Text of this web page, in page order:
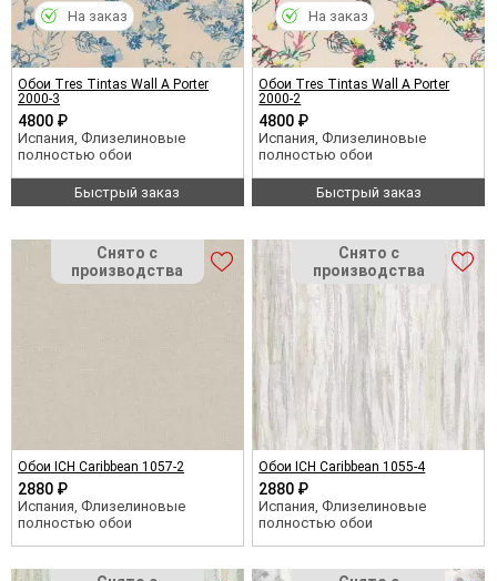
Обои Tres Tintas Wall A Porter
2000-3
4800 ₽
Испания, Флизелиновые
полностью обои
Быстрый заказ
На заказ
Обои Tres Tintas Wall A Porter
2000-2
4800 ₽
Испания, Флизелиновые
полностью обои
Быстрый заказ
На заказ
Обои ICH Caribbean 1057-2
2880 ₽
Испания, Флизелиновые
полностью обои
Обои ICH Caribbean 1055-4
2880 ₽
Испания, Флизелиновые
полностью обои